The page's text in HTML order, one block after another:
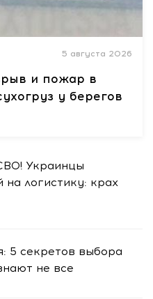
5 августа 2026
и пожар в
у берегов
Украинцы
на логистику: крах
5 секретов выбора
не все